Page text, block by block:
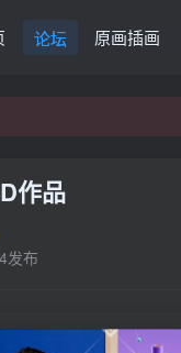
论坛 原画插画
作品
发布